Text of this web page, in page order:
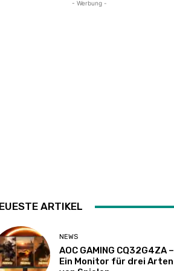
- Werbung -
ARTIKEL
NEWS
AOC GAMING CQ32G4ZA –
Ein Monitor für drei Arten